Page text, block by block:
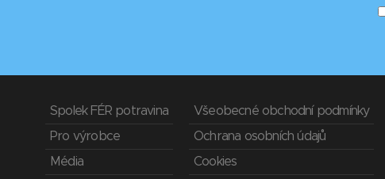
Spolek FÉR potravina
Pro výrobce
Média
Všeobecné obchodní podmínky
Ochrana osobních údajů
Cookies